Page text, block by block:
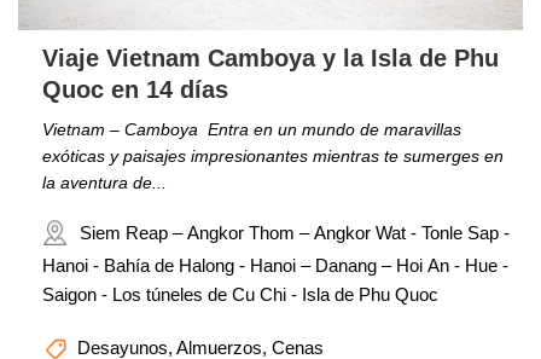
Viaje Vietnam Camboya y la Isla de Phu
Quoc en 14 días
Vietnam – Camboya Entra en un mundo de maravillas
exóticas y paisajes impresionantes mientras te sumerges en
la aventura de...
Siem Reap – Angkor Thom – Angkor Wat - Tonle Sap -
Hanoi - Bahía de Halong - Hanoi – Danang – Hoi An - Hue -
Saigon - Los túneles de Cu Chi - Isla de Phu Quoc
Desayunos, Almuerzos, Cenas